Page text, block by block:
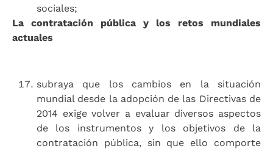
sociales;
La contratación pública y los retos mundiales
actuales
subraya que los cambios en la situación
mundial desde la adopción de las Directivas de
2014 exige volver a evaluar diversos aspectos
de los instrumentos y los objetivos de la
contratación pública, sin que ello comporte